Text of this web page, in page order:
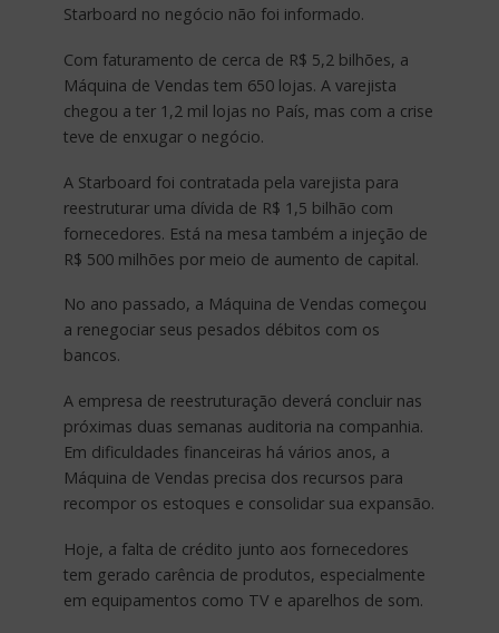
Starboard no negócio não foi informado.
Com faturamento de cerca de R$ 5,2 bilhões, a
Máquina de Vendas tem 650 lojas. A varejista
chegou a ter 1,2 mil lojas no País, mas com a crise
teve de enxugar o negócio.
A Starboard foi contratada pela varejista para
reestruturar uma dívida de R$ 1,5 bilhão com
fornecedores. Está na mesa também a injeção de
R$ 500 milhões por meio de aumento de capital.
No ano passado, a Máquina de Vendas começou
a renegociar seus pesados débitos com os
bancos.
A empresa de reestruturação deverá concluir nas
próximas duas semanas auditoria na companhia.
Em dificuldades financeiras há vários anos, a
Máquina de Vendas precisa dos recursos para
recompor os estoques e consolidar sua expansão.
Hoje, a falta de crédito junto aos fornecedores
tem gerado carência de produtos, especialmente
em equipamentos como TV e aparelhos de som.